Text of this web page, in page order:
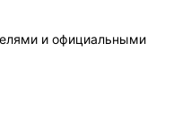
и официальными